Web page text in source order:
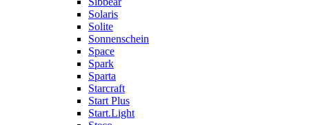
Solaris
Solite
Sonnenschein
Space
Spark
Sparta
Starcraft
Start Plus
Start.Light